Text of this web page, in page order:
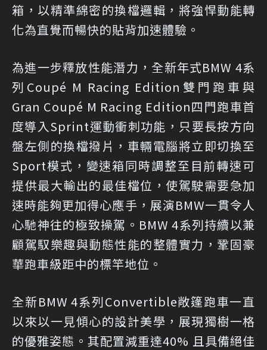
箱，以精準綿密的換檔邏輯，將強悍動能轉
化為直覺而暢快的貼背加速體驗。
為進一步釋放性能潛力，全新年式BMW 4系
列Coupé M Racing Edition雙門跑車與
Gran Coupé M Racing Edition四門跑車首
度導入Sprint運動衝刺功能，只要長按方向
盤左側的換檔撥片，車輛電腦將立即切換至
Sport模式，變速箱同時調整至目前轉速可
提供最大輸出的最佳檔位，使駕駛需要急加
速時能夠更加得心應手，展演BMW一貫令人
心馳神往的極致操駕。BMW 4系列持續以兼
顧駕馭樂趣與動態性能的整體實力，鞏固豪
華跑車級距中的標竿地位。
全新BMW 4系列Convertible敞篷跑車一直
以來以一見傾心的設計美學，展現獨樹一格
的優雅姿態。其配置減重達40% 且具備絕佳